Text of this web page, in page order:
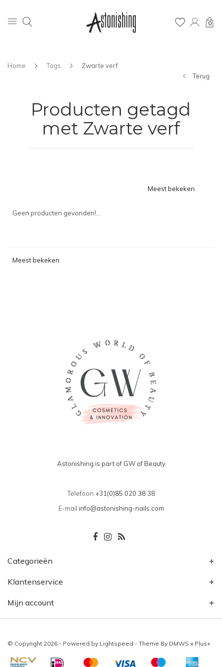
0
Home Tags
Zwarte verf
Terug
Producten getagd
met Zwarte verf
Meest bekeken
Geen producten gevonden!...
Meest bekeken
Astonishing is part of GW of Beauty
Telefoon +31(0)85 020 38 38
E-mail info@astonishing-nails.com
Categorieën
Klantenservice
Mijn account
© Copyright 2026 - Powered by Lightspeed - Theme By DMWS x Plus+